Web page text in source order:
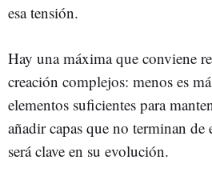
esa tensión.
Hay una máxima que conviene
creación complejos: menos es
elementos suficientes para
añadir capas que no terminan de
será clave en su evolución.